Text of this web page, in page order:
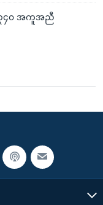
၃၄၀ အကူအညီ